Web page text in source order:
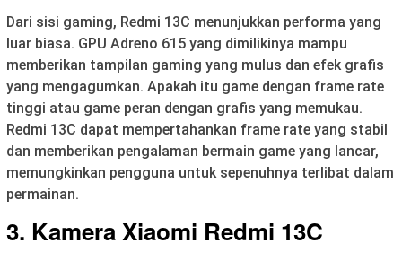
Dari sisi gaming, Redmi 13C menunjukkan performa yang
luar biasa. GPU Adreno 615 yang dimilikinya mampu
memberikan tampilan gaming yang mulus dan efek grafis
yang mengagumkan. Apakah itu game dengan frame rate
tinggi atau game peran dengan grafis yang memukau.
Redmi 13C dapat mempertahankan frame rate yang stabil
dan memberikan pengalaman bermain game yang lancar,
memungkinkan pengguna untuk sepenuhnya terlibat dalam
permainan.
3. Kamera Xiaomi Redmi 13C